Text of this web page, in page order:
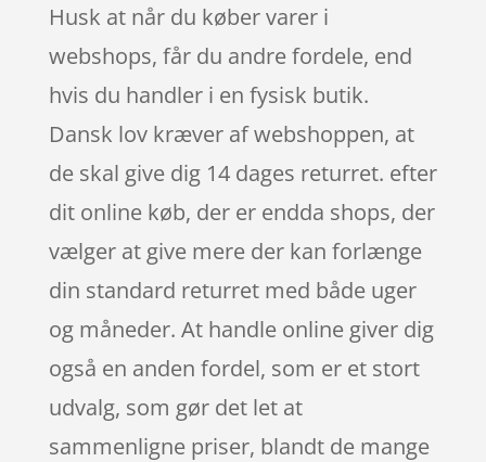
Husk at når du køber varer i
webshops, får du andre fordele, end
hvis du handler i en fysisk butik.
Dansk lov kræver af webshoppen, at
de skal give dig 14 dages returret. efter
dit online køb, der er endda shops, der
vælger at give mere der kan forlænge
din standard returret med både uger
og måneder. At handle online giver dig
også en anden fordel, som er et stort
udvalg, som gør det let at
sammenligne priser, blandt de mange